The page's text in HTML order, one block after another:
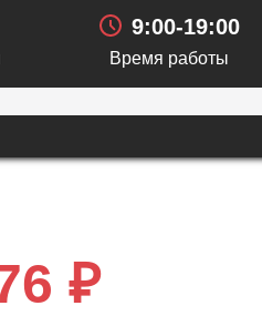
9:00-19:00
Время работы
₽